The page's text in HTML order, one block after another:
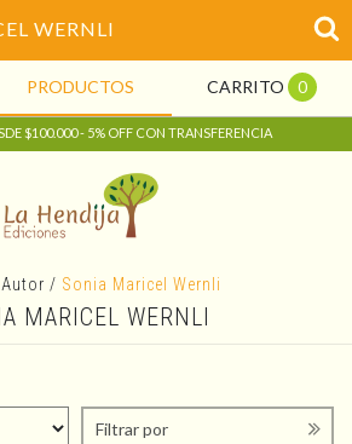
WERNLI
PRODUCTOS CARRITO 0
$100.000 - 5% OFF CON TRANSFERENCIA
Autor / Sonia Maricel Wernli
MARICEL WERNLI
Filtrar por